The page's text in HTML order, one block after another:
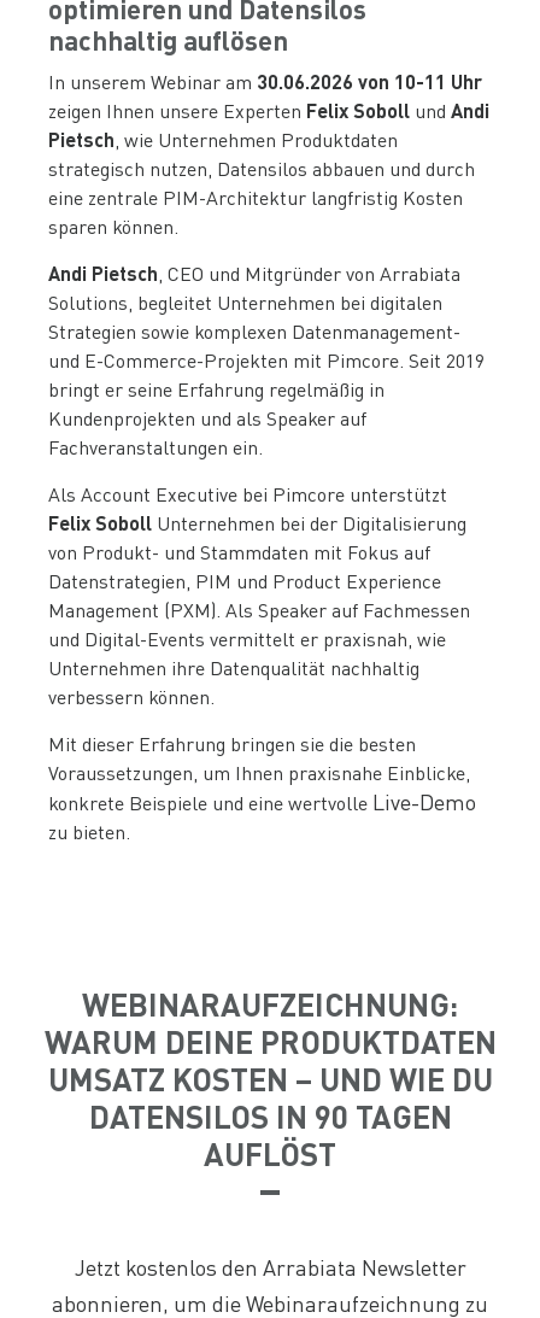
optimieren und Datensilos
nachhaltig auflösen
In unserem Webinar am 30.06.2026 von 10-11 Uhr
zeigen Ihnen unsere Experten Felix Soboll und Andi
Pietsch, wie Unternehmen Produktdaten
strategisch nutzen, Datensilos abbauen und durch
eine zentrale PIM-Architektur langfristig Kosten
sparen können.
Andi Pietsch, CEO und Mitgründer von Arrabiata
Solutions, begleitet Unternehmen bei digitalen
Strategien sowie komplexen Datenmanagement-
und E-Commerce-Projekten mit Pimcore. Seit 2019
bringt er seine Erfahrung regelmäßig in
Kundenprojekten und als Speaker auf
Fachveranstaltungen ein.
Als Account Executive bei Pimcore unterstützt
Felix Soboll Unternehmen bei der Digitalisierung
von Produkt- und Stammdaten mit Fokus auf
Datenstrategien, PIM und Product Experience
Management (PXM). Als Speaker auf Fachmessen
und Digital-Events vermittelt er praxisnah, wie
Unternehmen ihre Datenqualität nachhaltig
verbessern können.
Mit dieser Erfahrung bringen sie die besten
Voraussetzungen, um Ihnen praxisnahe Einblicke,
konkrete Beispiele und eine wertvolle Live-Demo
zu bieten.
WEBINARAUFZEICHNUNG:
WARUM DEINE PRODUKTDATEN
UMSATZ KOSTEN – UND WIE DU
DATENSILOS IN 90 TAGEN
AUFLÖST
Jetzt kostenlos den Arrabiata Newsletter
abonnieren, um die Webinaraufzeichnung zu